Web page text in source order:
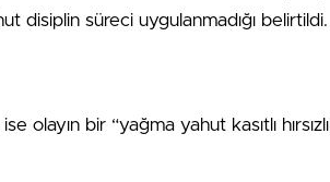
disiplin süreci uygulanmadığı belirtildi.
olayın bir “yağma yahut kasıtlı